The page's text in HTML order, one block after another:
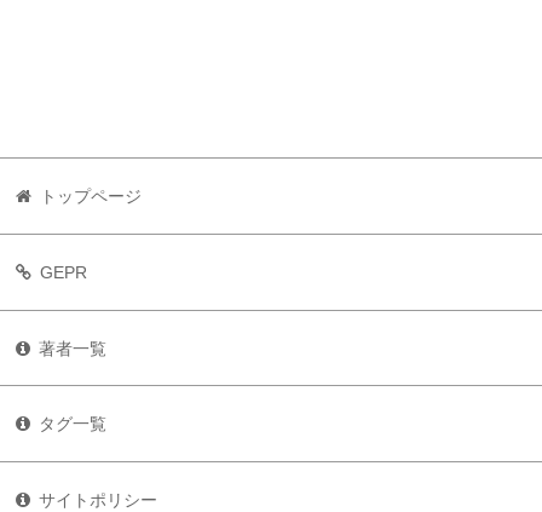
トップページ
GEPR
著者一覧
タグ一覧
サイトポリシー